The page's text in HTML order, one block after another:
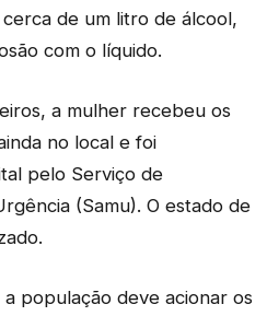
de um litro de álcool,
com o líquido.
a mulher recebeu os
no local e foi
pelo Serviço de
(Samu). O estado de
população deve acionar os